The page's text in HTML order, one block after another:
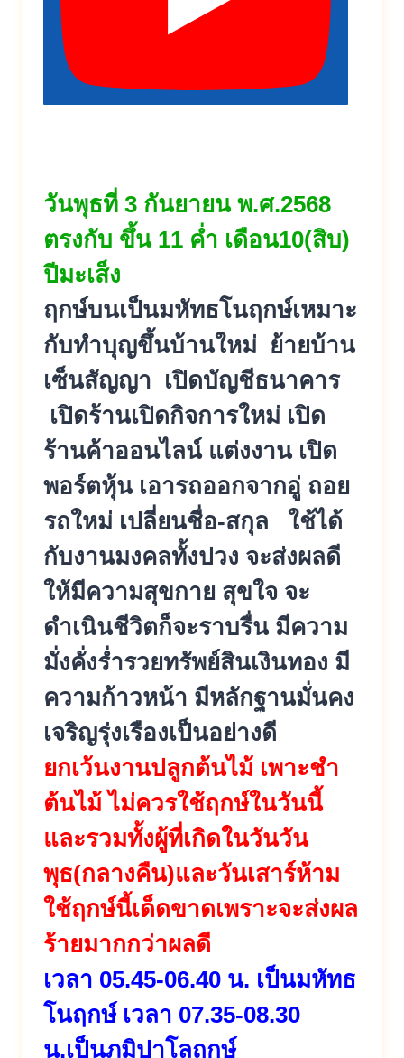
วันพุธที่ 3 กันยายน พ.ศ.2568
ตรงกับ ขึ้น 11 ค่ำ เดือน10(สิบ)
ปีมะเส็ง
ฤกษ์บนเป็นมหัทธโนฤกษ์เหมาะ
กับทำบุญขึ้นบ้านใหม่ ย้ายบ้าน
เซ็นสัญญา เปิดบัญชีธนาคาร
เปิดร้านเปิดกิจการใหม่ เปิด
ร้านค้าออนไลน์ แต่งงาน เปิด
พอร์ตหุ้น เอารถออกจากอู่ ถอย
รถใหม่ เปลี่ยนชื่อ-สกุล ใช้ได้
กับงานมงคลทั้งปวง จะส่งผลดี
ให้มีความสุขกาย สุขใจ จะ
ดำเนินชีวิตก็จะราบรื่น มีความ
มั่งคั่งร่ำรวยทรัพย์สินเงินทอง มี
ความก้าวหน้า มีหลักฐานมั่นคง
เจริญรุ่งเรืองเป็นอย่างดี
ยกเว้นงานปลูกต้นไม้ เพาะชำ
ต้นไม้ ไม่ควรใช้ฤกษ์ในวันนี้
และรวมทั้งผู้ที่เกิดในวันวัน
พุธ(กลางคืน)และวันเสาร์ห้าม
ใช้ฤกษ์นี้เด็ดขาดเพราะจะส่งผล
ร้ายมากกว่าผลดี
เวลา 05.45-06.40 น. เป็นมหัทธ
โนฤกษ์ เวลา 07.35-08.30
น.เป็นภูมิปาโลฤกษ์